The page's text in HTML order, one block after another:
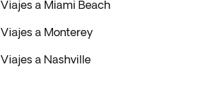
Viajes a Miami Beach
Viajes a Monterey
Viajes a Nashville